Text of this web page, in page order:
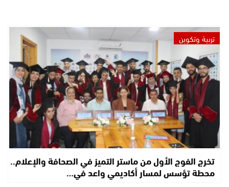
تربية وتكوين
تخرج الفوج الأول من ماستر التميز في الصحافة والإعلام..
محطة تؤسس لمسار أكاديمي واعد في…